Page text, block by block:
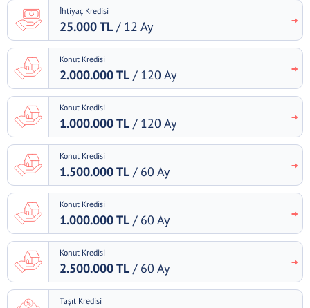
İhtiyaç Kredisi
25.000 TL / 12 Ay
Konut Kredisi
2.000.000 TL / 120 Ay
Konut Kredisi
1.000.000 TL / 120 Ay
Konut Kredisi
1.500.000 TL / 60 Ay
Konut Kredisi
1.000.000 TL / 60 Ay
Konut Kredisi
2.500.000 TL / 60 Ay
Taşıt Kredisi